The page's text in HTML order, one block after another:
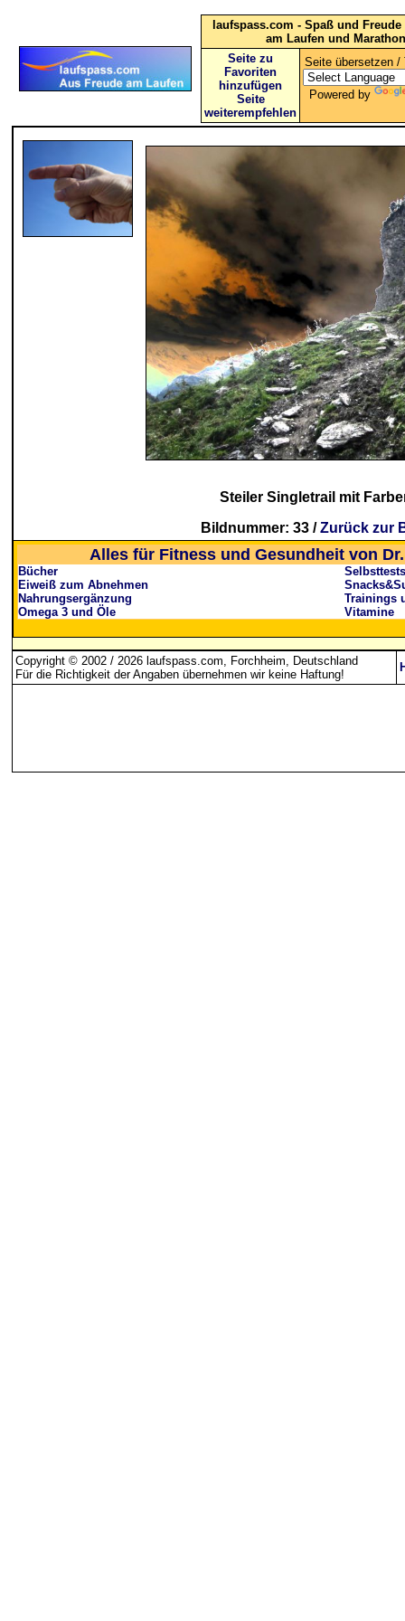
laufspass.com - Spaß und
am Laufen und Marathon
Seite zu
Favoriten
hinzufügen
Seite
weiterempfehlen
Seite übersetzen /
Powered by
Steiler Singletrail mit
Bildnummer: 33 /Zurück zur
Alles für Fitness und Gesundheit von
Bücher
Eiweiß zum Abnehmen
Nahrungsergänzung
Omega 3 und Öle
Selbsttests
Trainings
Vitamine
Copyright © 2002 / 2026 laufspass.com, Forchheim, Deutschland
Für die Richtigkeit der Angaben übernehmen wir keine Haftung!